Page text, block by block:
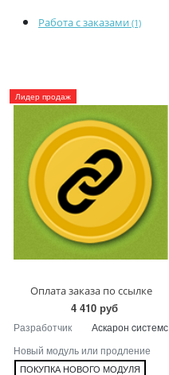
Работа с заказами (1)
Лидер продаж
Оплата заказа по ссылке
4 410 руб
Разработчик
Аскарон cистемс
Новый модуль или продление
ПОКУПКА НОВОГО МОДУЛЯ